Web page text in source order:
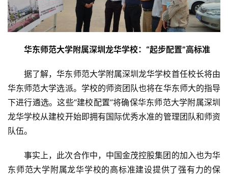
婴
亲
子
时
尚
健
讯
华东师范大学附属深圳龙华学校：“起步配置”高标准
据了解，华东师范大学附属深圳龙华学校首任校长将由
华东师范大学选派。学校的师资团队也将在华东师大的指导
下进行遴选。这些“建校配置”将确保华东师范大学附属深圳
龙华学校从建校开始即拥有国际优秀水准的管理团队和师资
队伍。
事实上，此次合作中，中国金茂控股集团的加入也为华
东师范大学附属龙华学校的高标准建设提供了强有力的保